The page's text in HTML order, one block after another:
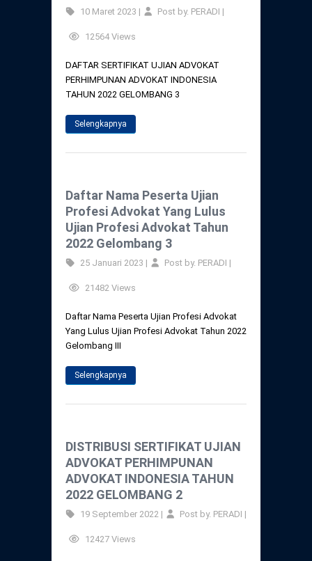
10 Maret 2023 | Post by. PERADI |
12564 Views
DAFTAR SERTIFIKAT UJIAN ADVOKAT
PERHIMPUNAN ADVOKAT INDONESIA
TAHUN 2022 GELOMBANG 3
Selengkapnya
Daftar Nama Peserta Ujian
Profesi Advokat Yang Lulus
Ujian Profesi Advokat Tahun
2022 Gelombang 3
25 Januari 2023 | Post by. PERADI |
21482 Views
Daftar Nama Peserta Ujian Profesi Advokat
Yang Lulus Ujian Profesi Advokat Tahun 2022
Gelombang III
Selengkapnya
DISTRIBUSI SERTIFIKAT UJIAN
ADVOKAT PERHIMPUNAN
ADVOKAT INDONESIA TAHUN
2022 GELOMBANG 2
19 September 2022 | Post by. PERADI |
12427 Views